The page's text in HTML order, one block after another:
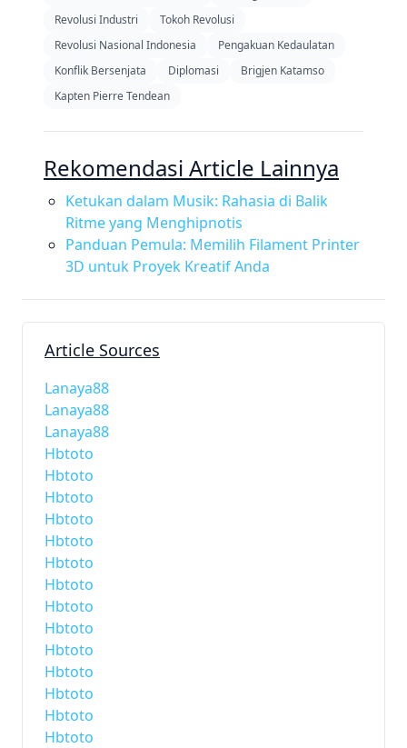
Revolusi Industri
Tokoh Revolusi
Revolusi Nasional Indonesia
Pengakuan Kedaulatan
Konflik Bersenjata
Diplomasi
Brigjen Katamso
Kapten Pierre Tendean
Rekomendasi Article Lainnya
Ketukan dalam Musik: Rahasia di Balik
Ritme yang Menghipnotis
Panduan Pemula: Memilih Filament Printer
3D untuk Proyek Kreatif Anda
Article Sources
Lanaya88
Lanaya88
Lanaya88
Hbtoto
Hbtoto
Hbtoto
Hbtoto
Hbtoto
Hbtoto
Hbtoto
Hbtoto
Hbtoto
Hbtoto
Hbtoto
Hbtoto
Hbtoto
Hbtoto